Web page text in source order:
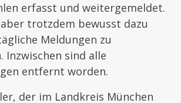
erfasst und weitergemeldet.
trotzdem bewusst dazu
Meldungen zu
Inzwischen sind alle
entfernt worden.
der im Landkreis München